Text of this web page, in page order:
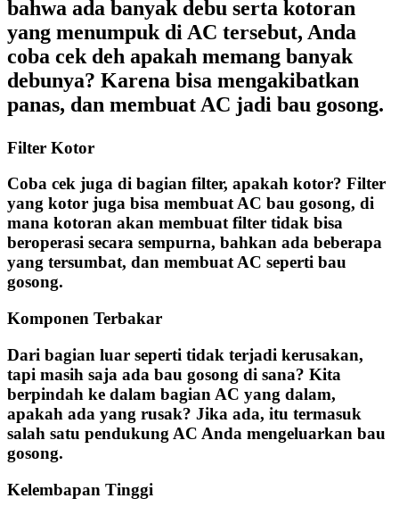
bahwa ada banyak debu serta kotoran
yang menumpuk di AC tersebut, Anda
coba cek deh apakah memang banyak
debunya? Karena bisa mengakibatkan
panas, dan membuat AC jadi bau gosong.
Filter Kotor
Coba cek juga di bagian filter, apakah kotor? Filter
yang kotor juga bisa membuat AC bau gosong, di
mana kotoran akan membuat filter tidak bisa
beroperasi secara sempurna, bahkan ada beberapa
yang tersumbat, dan membuat AC seperti bau
gosong.
Komponen Terbakar
Dari bagian luar seperti tidak terjadi kerusakan,
tapi masih saja ada bau gosong di sana? Kita
berpindah ke dalam bagian AC yang dalam,
apakah ada yang rusak? Jika ada, itu termasuk
salah satu pendukung AC Anda mengeluarkan bau
gosong.
Kelembapan Tinggi